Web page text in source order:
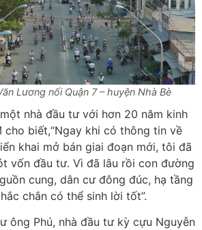
Lương nối Quận 7 – huyện Nhà Bè
nhà đầu tư với hơn 20 năm kinh
cho biết,“Ngay khi có thông tin về
khai mở bán giai đoạn mới, tôi đã
vốn đầu tư. Vì đã lâu rồi con đường
cung, dân cư đông đúc, hạ tầng
chắn có thể sinh lời tốt”.
ông Phú, nhà đầu tư kỳ cựu Nguyễn